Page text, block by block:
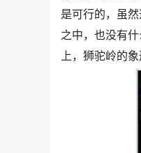
是可行的，虽
之中，也没有
上，狮驼岭的